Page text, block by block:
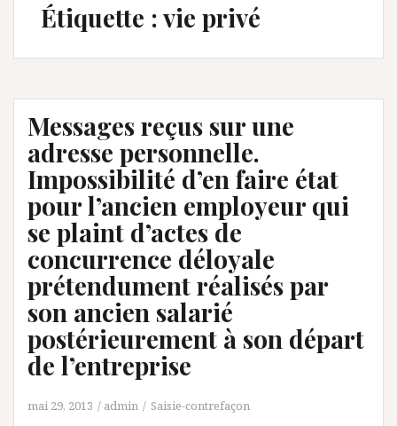
Étiquette :vie privé
Messages reçus sur une
adresse personnelle.
Impossibilité d’en faire état
pour l’ancien employeur qui
se plaint d’actes de
concurrence déloyale
prétendument réalisés par
son ancien salarié
postérieurement à son départ
de l’entreprise
mai 29, 2013 admin Saisie-contrefaçon